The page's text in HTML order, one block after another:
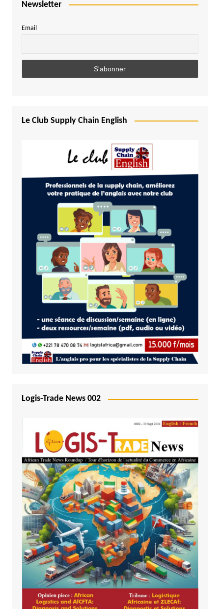
Newsletter
Email
Le Club Supply Chain English
Logis-Trade News 002